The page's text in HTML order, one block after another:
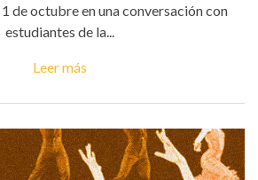
de octubre en una conversación con
estudiantes de la...
Leer más